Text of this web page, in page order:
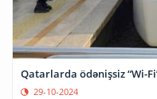
Qatarlarda ödənişsiz “Wi-
29-10-2024